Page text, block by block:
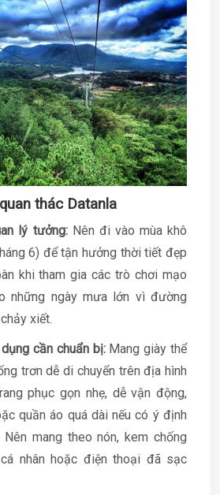
thác Datanla
lý tưởng:Nên đi vào mùa khô
6) để tận hưởng thời tiết đẹp
khi tham gia các trò chơi mạo
những ngày mưa lớn vì đường
xiết.
cần chuẩn bị:Mang giày thể
trơn dễ di chuyển trên địa hình
phục gọn nhẹ, dễ vận động,
quần áo quá dài nếu có ý định
mang theo nón, kem chống
nhân hoặc điện thoại đã sạc